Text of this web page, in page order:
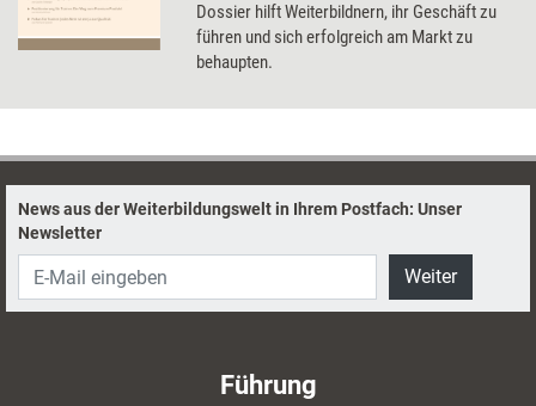
Dossier hilft Weiterbildnern, ihr Geschäft zu
führen und sich erfolgreich am Markt zu
behaupten.
News aus der Weiterbildungswelt in Ihrem Postfach: Unser
Newsletter
Weiter
Führung